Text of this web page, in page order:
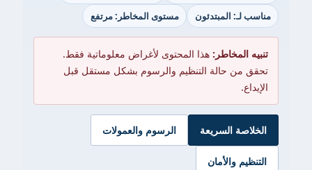
مناسب لـ: المبتدئون
مستوى المخاطر: مرتفع
تنبيه المخاطر: هذا المحتوى لأغراض معلوماتية فقط.
تحقق من حالة التنظيم والرسوم بشكل مستقل قبل
الإيداع.
الخلاصة السريعة الرسوم والعمولات
التنظيم والأمان